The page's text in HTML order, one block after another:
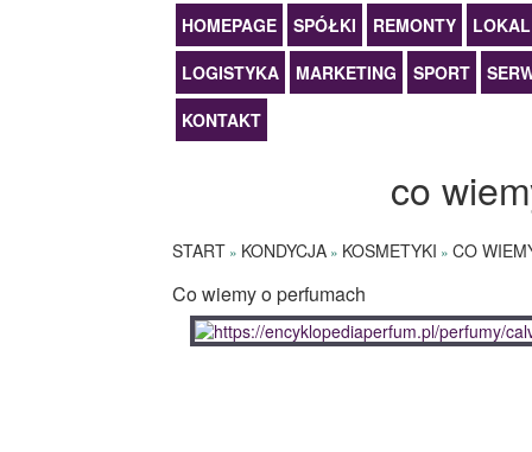
HOMEPAGE SPÓŁKI REMONTY
LOGISTYKA
MARKETING SPORT
KONTAKT
co
START » KONDYCJA » KOSMETYKI » CO
Co wiemy o perfumach